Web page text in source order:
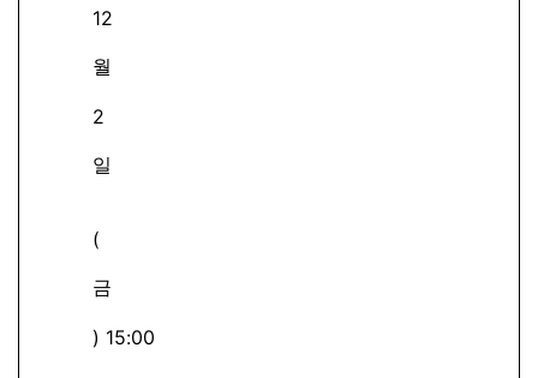
12
월
2
일
(
금
) 15:00